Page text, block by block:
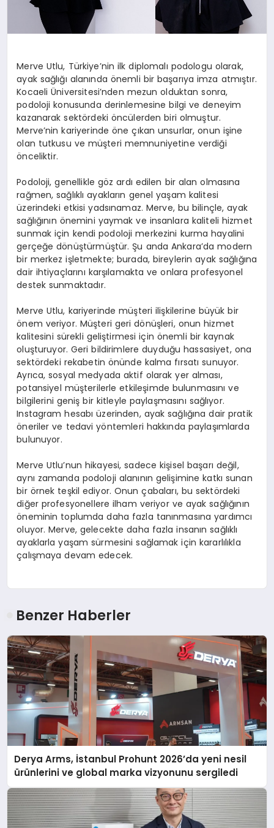
Merve Utlu, Türkiye’nin ilk diplomalı podologu olarak,
ayak sağlığı alanında önemli bir başarıya imza atmıştır.
Kocaeli Üniversitesi’nden mezun olduktan sonra,
podoloji konusunda derinlemesine bilgi ve deneyim
kazanarak sektördeki öncülerden biri olmuştur.
Merve’nin kariyerinde öne çıkan unsurlar, onun işine
olan tutkusu ve müşteri memnuniyetine verdiği
önceliktir.
Podoloji, genellikle göz ardı edilen bir alan olmasına
rağmen, sağlıklı ayakların genel yaşam kalitesi
üzerindeki etkisi yadsınamaz. Merve, bu bilinçle, ayak
sağlığının önemini yaymak ve insanlara kaliteli hizmet
sunmak için kendi podoloji merkezini kurma hayalini
gerçeğe dönüştürmüştür. Şu anda Ankara’da modern
bir merkez işletmekte; burada, bireylerin ayak sağlığına
dair ihtiyaçlarını karşılamakta ve onlara profesyonel
destek sunmaktadır.
Merve Utlu, kariyerinde müşteri ilişkilerine büyük bir
önem veriyor. Müşteri geri dönüşleri, onun hizmet
kalitesini sürekli geliştirmesi için önemli bir kaynak
oluşturuyor. Geri bildirimlere duyduğu hassasiyet, ona
sektördeki rekabetin önünde kalma fırsatı sunuyor.
Ayrıca, sosyal medyada aktif olarak yer alması,
potansiyel müşterilerle etkileşimde bulunmasını ve
bilgilerini geniş bir kitleyle paylaşmasını sağlıyor.
Instagram hesabı üzerinden, ayak sağlığına dair pratik
öneriler ve tedavi yöntemleri hakkında paylaşımlarda
bulunuyor.
Merve Utlu’nun hikayesi, sadece kişisel başarı değil,
aynı zamanda podoloji alanının gelişimine katkı sunan
bir örnek teşkil ediyor. Onun çabaları, bu sektördeki
diğer profesyonellere ilham veriyor ve ayak sağlığının
öneminin toplumda daha fazla tanınmasına yardımcı
oluyor. Merve, gelecekte daha fazla insanın sağlıklı
ayaklarla yaşam sürmesini sağlamak için kararlılıkla
çalışmaya devam edecek.
Benzer Haberler
Derya Arms, İstanbul Prohunt 2026’da yeni nesil
ürünlerini ve global marka vizyonunu sergiledi